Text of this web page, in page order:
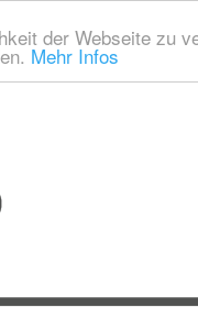
der Webseite zu
Mehr Infos